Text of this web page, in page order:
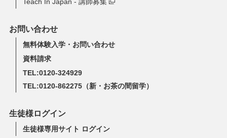
お問い合わせ
無料体験入学・お問い合わせ
資料請求
TEL:0120-324929
TEL:0120-862275（新・お茶の間留学）
生徒様ログイン
生徒様専用サイト ログイン